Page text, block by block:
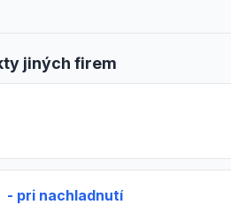
jiných firem
- pri nachladnutí